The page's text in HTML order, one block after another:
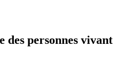
des personnes vivant